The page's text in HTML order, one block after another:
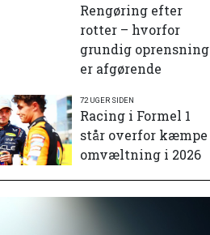
Rengøring efter
rotter – hvorfor
grundig oprensning
er afgørende
72 UGER SIDEN
Racing i Formel 1
står overfor kæmpe
omvæltning i 2026